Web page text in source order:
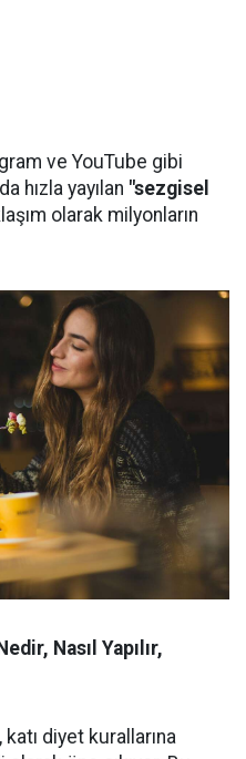
ve YouTube gibi
hızla yayılan "sezgisel
olarak milyonların
Nasıl Yapılır,
katı diyet kurallarına